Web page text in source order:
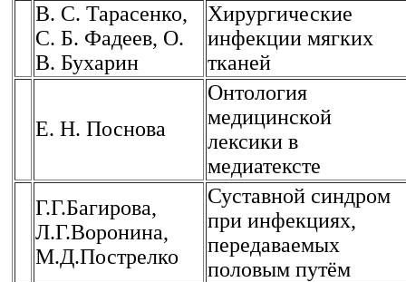
В. С. Тарасенко,
С. Б. Фадеев, О.
В. Бухарин
Хирургические
инфекции мягких
тканей
Е. Н. Поснова
Онтология
медицинской
лексики в
медиатексте
Г.Г.Багирова,
Л.Г.Воронина,
М.Д.Пострелко
Суставной синдром
при инфекциях,
передаваемых
половым путём